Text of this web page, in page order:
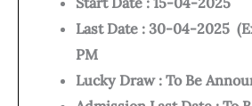
Last Date : 30-04-2025
PM
Lucky Draw : To Be